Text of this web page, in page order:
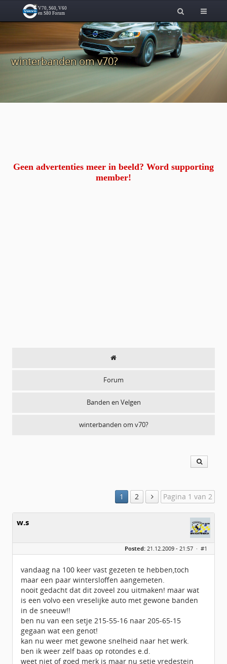
winterbanden om v70?
Geen advertenties meer in beeld? Word supporting
member!
Forum
Banden en Velgen
winterbanden om v70?
1 2 Pagina 1 van 2
w.s
Posted: 21.12.2009 - 21:57 · #1
vandaag na 100 keer vast gezeten te hebben,toch
maar een paar wintersloffen aangemeten.
nooit gedacht dat dit zoveel zou uitmaken! maar wat
is een volvo een vreselijke auto met gewone banden
in de sneeuw!!
ben nu van een setje 215-55-16 naar 205-65-15
gegaan wat een genot!
kan nu weer met gewone snelheid naar het werk.
ben ik weer zelf baas op rotondes e.d.
weet niet of goed merk is maar nu setje vredestein